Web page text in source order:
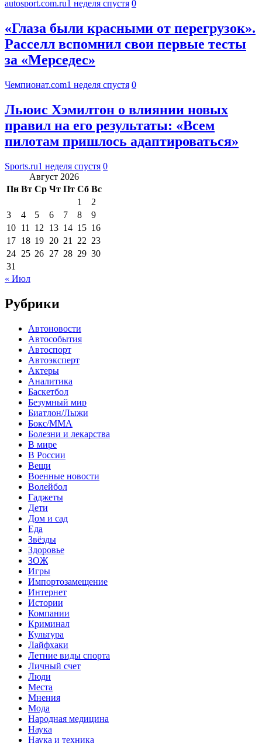
autosport.com.ru1 неделя спустя 0
«Глаза были красными от перегрузок».
Расселл вспомнил свои первые тесты
за «Мерседес»
Чемпионат.com1 неделя спустя 0
Льюис Хэмилтон о влиянии новых
правил на его результаты: «Всем
пилотам пришлось адаптироваться»
Sports.ru1 неделя спустя 0
Август 2026
Пн Вт Ср Чт Пт Сб Вс
1
2
3
4 5 6 7 8
9
10 11 12 13 14 15 16
17 18 19 20 21 22 23
24 25 26 27 28 29 30
31
« Июл
Рубрики
Автоновости
Автособытия
Автоспорт
Автоэксперт
Актеры
Аналитика
Баскетбол
Безумный мир
Биатлон/Лыжи
Бокс/MMA
Болезни и лекарства
В мире
В России
Вещи
Военные новости
Волейбол
Гаджеты
Дети
Дом и сад
Еда
Звёзды
Здоровье
ЗОЖ
Игры
Импортозамещение
Интернет
Истории
Компании
Криминал
Культура
Лайфхаки
Летние виды спорта
Личный счет
Люди
Места
Мнения
Мода
Народная медицина
Наука
Наука и техника